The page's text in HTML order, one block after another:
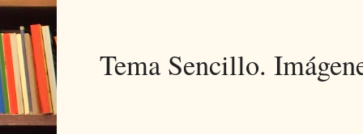
Tema Sencillo.